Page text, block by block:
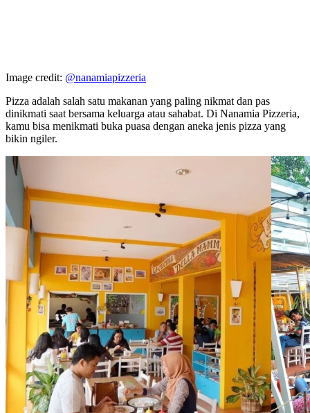
Image credit: @nanamiapizzeria
Pizza adalah salah satu makanan yang paling nikmat dan pas
dinikmati saat bersama keluarga atau sahabat. Di Nanamia Pizzeria,
kamu bisa menikmati buka puasa dengan aneka jenis pizza yang
bikin ngiler.